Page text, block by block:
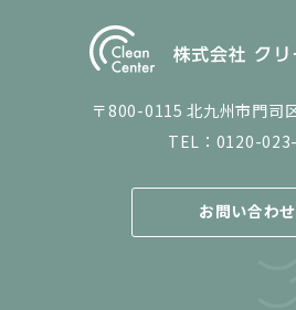
〒800-0115 北九州市門司
TEL： 0120-
お問い合わせ